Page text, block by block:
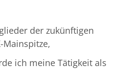
der zukünftigen
Mainspitze,
ich meine Tätigkeit als